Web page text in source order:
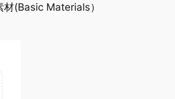
(Basic Materials）